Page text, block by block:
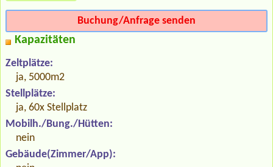
Buchung/Anfrage senden
Kapazitäten
Zeltplätze:
ja, 5000m2
Stellplätze:
ja, 60x Stellplatz
Mobilh./Bung./Hütten:
nein
Gebäude(Zimmer/App):